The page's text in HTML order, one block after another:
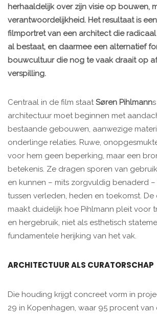
herhaaldelijk over zijn visie op bouwen,
verantwoordelijkheid. Het resultaat is
filmportret van een architect die
al bestaat, en daarmee een alternatief
bouwcultuur die nog te vaak draait op
verspilling.
Centraal in de film staatSøren Pihlmann
architectuur moet beginnen met
bestaande gebouwen, aanwezige
onderlinge relaties. Ruwe,
voor hem geen beperking, maar een
betekenis. Ze dragen sporen van
en kunnen – mits zorgvuldig benaderd
tussen verleden, heden en toekomst.
maakt duidelijk hoe Pihlmann pleit voor
en hergebruik, niet als esthetisch
fundamentele herijking van het vak.
ARCHITECTUUR ALS CURATORSCHAP
Die houding krijgt concreet vorm in
29 in Kopenhagen, waar 95 procent